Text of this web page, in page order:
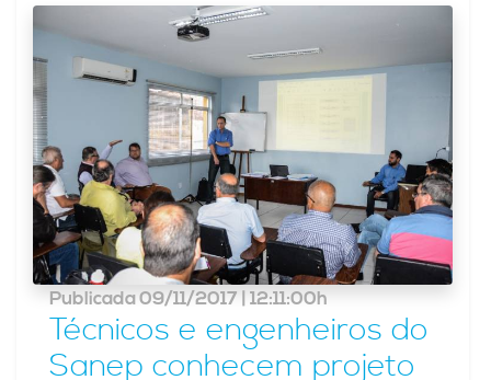
Publicada 09/11/2017 | 12:11:00h
Técnicos e engenheiros do
Sanep conhecem projeto